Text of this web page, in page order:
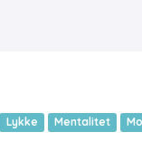
Lykke Mentalitet